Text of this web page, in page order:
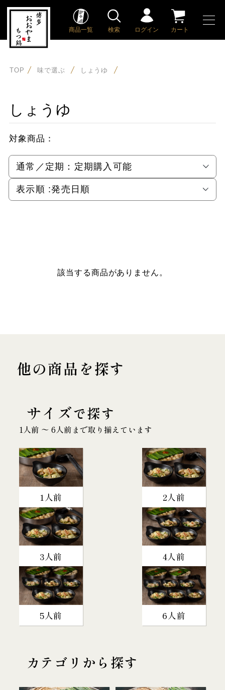
商品一覧 検索 ログイン カート
TOP 味で選ぶ しょうゆ
しょうゆ
対象商品：
通常／定期： 定期購入可能
表示順 :発売日順
該当する商品がありません。
他の商品を探す
サイズで探す
1人前 〜 6人前まで取り揃えています
1人前 2人前
3人前 4人前
5人前 6人前
カテゴリから探す